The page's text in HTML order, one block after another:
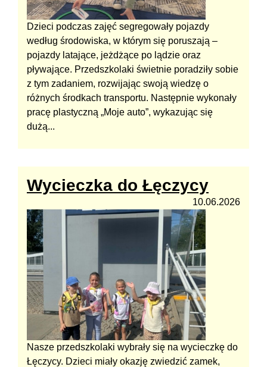
Dzieci podczas zajęć segregowały pojazdy
według środowiska, w którym się poruszają –
pojazdy latające, jeżdżące po lądzie oraz
pływające. Przedszkolaki świetnie poradziły sobie
z tym zadaniem, rozwijając swoją wiedzę o
różnych środkach transportu. Następnie wykonały
pracę plastyczną „Moje auto”, wykazując się
dużą...
Wycieczka do Łęczycy
10.06.2026
Nasze przedszkolaki wybrały się na wycieczkę do
Łęczycy. Dzieci miały okazję zwiedzić zamek,